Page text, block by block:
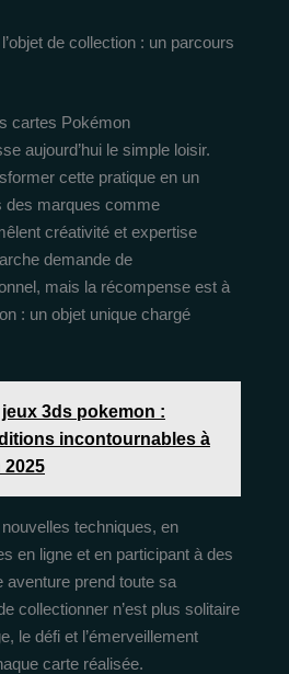
de collection : un parcours
cartes Pokémon
aujourd’hui le simple loisir.
cette pratique en un
des marques comme
créativité et expertise
demande de
mais la récompense est à
: un objet unique chargé
jeux 3ds pokemon :
incontournables à
techniques, en
en ligne et en participant à des
aventure prend toute sa
collectionner n’est plus solitaire
le défi et l’émerveillement
carte réalisée.